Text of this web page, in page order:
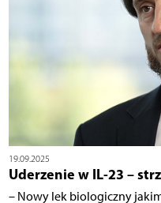
19.09.2025
Uderzenie w IL-23 –
– Nowy lek biologiczny